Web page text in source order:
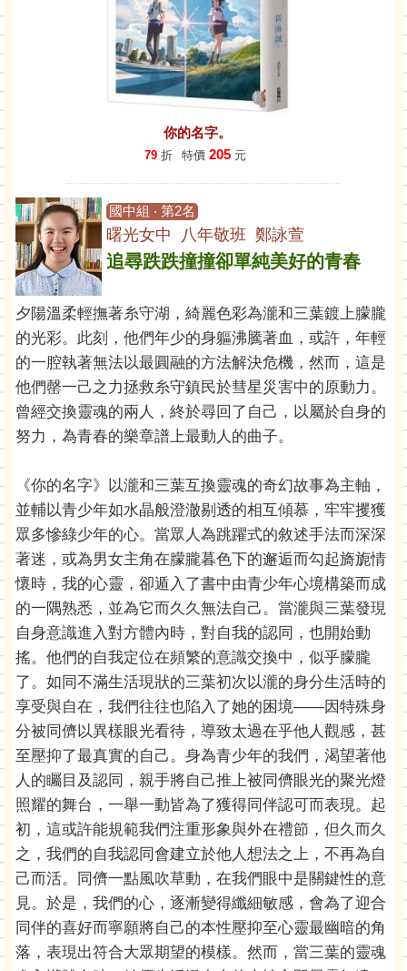
你的名字。
79 折 特價 205 元
國中組 ‧ 第2名
曙光女中 八年敬班 鄭詠萱
追尋跌跌撞撞卻單純美好的青春
夕陽溫柔輕撫著糸守湖，綺麗色彩為瀧和三葉鍍上朦朧
的光彩。此刻，他們年少的身軀沸騰著血，或許，年輕
的一腔執著無法以最圓融的方法解決危機，然而，這是
他們罄一己之力拯救糸守鎮民於彗星災害中的原動力。
曾經交換靈魂的兩人，終於尋回了自己，以屬於自身的
努力，為青春的樂章譜上最動人的曲子。
《你的名字》以瀧和三葉互換靈魂的奇幻故事為主軸，
並輔以青少年如水晶般澄澈剔透的相互傾慕，牢牢攫獲
眾多慘綠少年的心。當眾人為跳躍式的敘述手法而深深
著迷，或為男女主角在朦朧暮色下的邂逅而勾起旖旎情
懷時，我的心靈，卻遁入了書中由青少年心境構築而成
的一隅熟悉，並為它而久久無法自己。當瀧與三葉發現
自身意識進入對方體內時，對自我的認同，也開始動
搖。他們的自我定位在頻繁的意識交換中，似乎朦朧
了。如同不滿生活現狀的三葉初次以瀧的身分生活時的
享受與自在，我們往往也陷入了她的困境――因特殊身
分被同儕以異樣眼光看待，導致太過在乎他人觀感，甚
至壓抑了最真實的自己。身為青少年的我們，渴望著他
人的矚目及認同，親手將自己推上被同儕眼光的聚光燈
照耀的舞台，一舉一動皆為了獲得同伴認可而表現。起
初，這或許能規範我們注重形象與外在禮節，但久而久
之，我們的自我認同會建立於他人想法之上，不再為自
己而活。同儕一點風吹草動，在我們眼中是關鍵性的意
見。於是，我們的心，逐漸變得纖細敏感，會為了迎合
同伴的喜好而寧願將自己的本性壓抑至心靈最幽暗的角
落，表現出符合大眾期望的模樣。然而，當三葉的靈魂